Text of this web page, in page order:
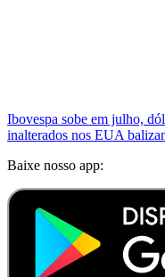
Ibovespa sobe em julho,
inalterados nos EUA
Baixe nosso app: